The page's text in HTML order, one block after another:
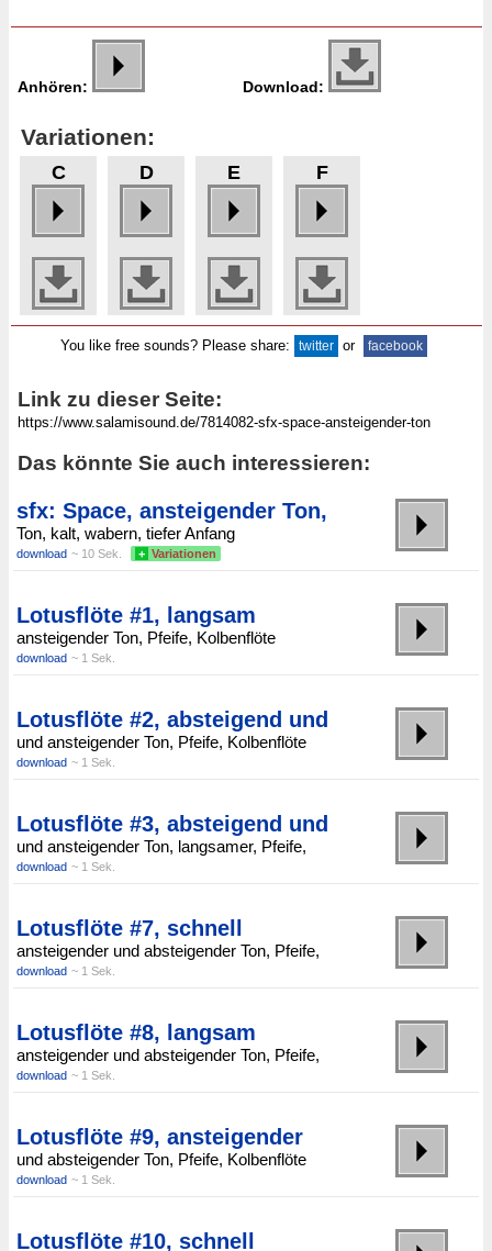
Anhören: Download:
Variationen:
C D E F
You like free sounds? Please share: twitter or facebook
Link zu dieser Seite:
Das könnte Sie auch interessieren:
sfx: Space, ansteigender Ton,
Ton, kalt, wabern, tiefer Anfang
download ~ 10 Sek. + Variationen
Lotusflöte #1, langsam
ansteigender Ton, Pfeife, Kolbenflöte
download ~ 1 Sek.
Lotusflöte #2, absteigend und
und ansteigender Ton, Pfeife, Kolbenflöte
download ~ 1 Sek.
Lotusflöte #3, absteigend und
und ansteigender Ton, langsamer, Pfeife,
download ~ 1 Sek.
Lotusflöte #7, schnell
ansteigender und absteigender Ton, Pfeife,
download ~ 1 Sek.
Lotusflöte #8, langsam
ansteigender und absteigender Ton, Pfeife,
download ~ 1 Sek.
Lotusflöte #9, ansteigender
und absteigender Ton, Pfeife, Kolbenflöte
download ~ 1 Sek.
Lotusflöte #10, schnell